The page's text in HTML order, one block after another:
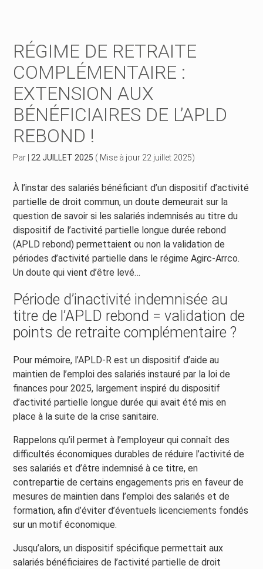
Piloter votre entreprise
Développer votre entreprise
Construire votre patrimoine
Suivre votre comptabilité
Gérer vos ressources humaines
Dématérialiser vos documents
RÉGIME DE RETRAITE
COMPLÉMENTAIRE :
EXTENSION AUX
BÉNÉFICIAIRES DE L’APLD
REBOND !
Par 22 JUILLET 2025 ( Mise à jour 22 juillet 2025)
À l’instar des salariés bénéficiant d’un dispositif d’activité
partielle de droit commun, un doute demeurait sur la
question de savoir si les salariés indemnisés au titre du
dispositif de l’activité partielle longue durée rebond
(APLD rebond) permettaient ou non la validation de
périodes d’activité partielle dans le régime Agirc-Arrco.
Un doute qui vient d’être levé…
Période d’inactivité indemnisée au
titre de l’APLD rebond = validation de
points de retraite complémentaire ?
Pour mémoire, l’APLD-R est un dispositif d’aide au
maintien de l’emploi des salariés instauré par la loi de
finances pour 2025, largement inspiré du dispositif
d’activité partielle longue durée qui avait été mis en
place à la suite de la crise sanitaire.
Rappelons qu’il permet à l’employeur qui connaît des
difficultés économiques durables de réduire l’activité de
ses salariés et d’être indemnisé à ce titre, en
contrepartie de certains engagements pris en faveur de
mesures de maintien dans l’emploi des salariés et de
formation, afin d’éviter d’éventuels licenciements fondés
sur un motif économique.
Jusqu’alors, un dispositif spécifique permettait aux
salariés bénéficiaires de l’activité partielle de droit